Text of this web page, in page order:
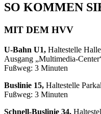
SO KOMMEN
MIT DEM HVV
U-Bahn U1, Haltestelle
Ausgang „Multimedia-
Fußweg: 3 Minuten
Buslinie 15, Haltestelle
Fußweg: 3 Minuten
Schnell-Buslinie 34,